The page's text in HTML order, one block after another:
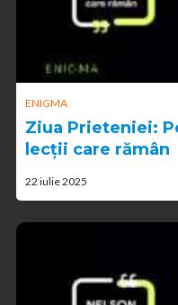
ENIGMA
Ziua Prieteniei:
lecții care rămân
22 iulie 2025